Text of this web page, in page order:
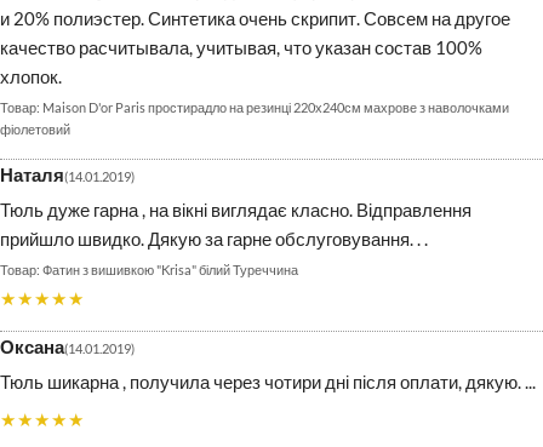
и 20% полиэстер. Синтетика очень скрипит. Совсем на другое
качество расчитывала, учитывая, что указан состав 100%
хлопок.
Maison D'or Paris простирадло на резинці 220х240см махрове з наволочками
фіолетовий
Наталя 14.01.2019
Тюль дуже гарна , на вікні виглядає класно. Відправлення
прийшло швидко. Дякую за гарне обслуговування. . .
Фатин з вишивкою "Krisa" білий Туреччина
★★★★★
Оксана 14.01.2019
Тюль шикарна , получила через чотири дні після оплати, дякую. ...
★★★★★